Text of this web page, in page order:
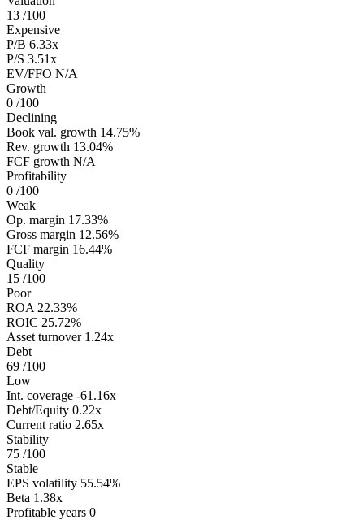
13 /100
Expensive
P/B 6.33x
P/S 3.51x
EV/FFO N/A
Growth
0 /100
Declining
Book val. growth 14.75%
Rev. growth 13.04%
FCF growth N/A
Profitability
0 /100
Weak
Op. margin 17.33%
Gross margin 12.56%
FCF margin 16.44%
Quality
15 /100
Poor
ROA 22.33%
ROIC 25.72%
Asset turnover 1.24x
Debt
69 /100
Low
Int. coverage -61.16x
Debt/Equity 0.22x
Current ratio 2.65x
Stability
75 /100
Stable
EPS volatility 55.54%
Beta 1.38x
Profitable years 0